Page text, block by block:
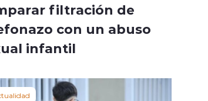
filtración de
con un abuso
infantil